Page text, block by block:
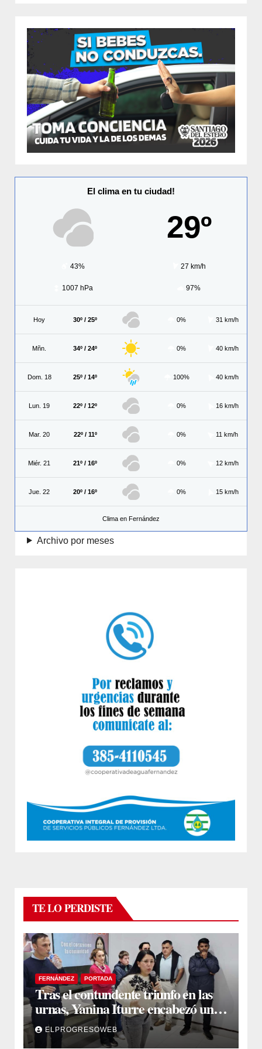
El clima en tu ciudad!
29º
43% 27 km/h
1007 hPa 97%
Hoy 30º / 25º 0% 31 km/h
Mñn. 34º / 24º 0% 40 km/h
Dom. 18 25º / 14º 100% 40 km/h
Lun. 19 22º / 12º 0% 16 km/h
Mar. 20 22º / 11º 0% 11 km/h
Miér. 21 21º / 16º 0% 12 km/h
Jue. 22 20º / 16º 0% 15 km/h
Clima en Fernández
Archivo por meses
TE LO PERDISTE
FERNÁNDEZ PORTADA
Tras el contundente triunfo en las
urnas, Yanina Iturre encabezó un
encuentro con vecinos y dirigentes
en Fernández
ELPROGRESOWEB